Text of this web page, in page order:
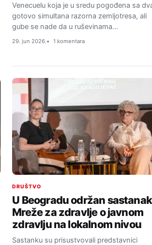
Venecuelu koja je u sredu pogođena sa
gotovo simultana razorna zemljotresa, ali
gube se nade da u ruševinama…
29. jun 2026. 1 komentara
DRUŠTVO
U Beogradu održan sastanak
Mreže za zdravlje o javnom
zdravlju na lokalnom nivou
Sastanku su prisustvovali predstavnici